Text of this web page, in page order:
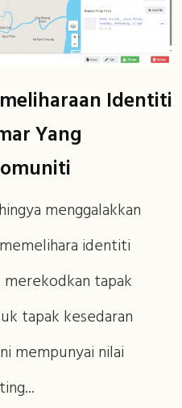
Identiti
Yang
menggalakkan
identiti
tapak
tapak kesedaran
mempunyai nilai